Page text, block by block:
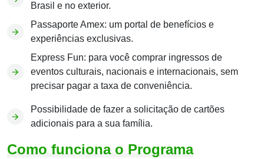
Brasil e no exterior.
Passaporte Amex: um portal de benefícios e
experiências exclusivas.
Express Fun: para você comprar ingressos de
eventos culturais, nacionais e internacionais, sem
precisar pagar a taxa de conveniência.
Possibilidade de fazer a solicitação de cartões
adicionais para a sua família.
Como funciona o Programa